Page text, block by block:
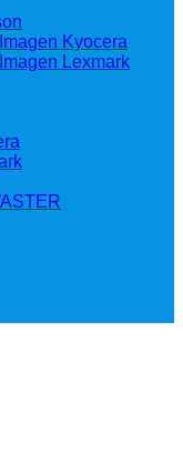
Kyocera
Lexmark